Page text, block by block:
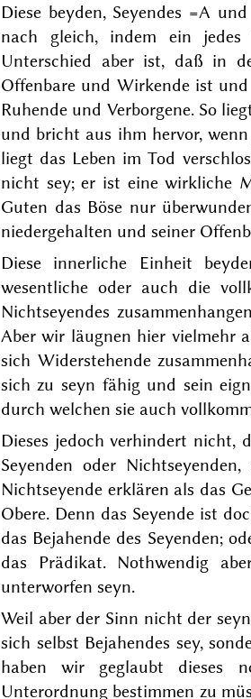
Diese beyden, Seyendes =A
nach gleich, indem ein
Unterschied aber ist, daß in
Offenbare und Wirkende ist
Ruhende und Verborgene. So
und bricht aus ihm hervor,
liegt das Leben im Tod
nicht sey; er ist eine wirkliche
Guten das Böse nur
niedergehalten und seiner
Diese innerliche Einheit
wesentliche oder auch die
Nichtseyendes
Aber wir läugnen hier vielmehr
sich Widerstehende
sich zu seyn fähig und sein
durch welchen sie auch
Dieses jedoch verhindert nicht,
Seyenden oder
Nichtseyende erklären als das
Obere. Denn das Seyende ist
das Bejahende des Seyenden;
das Prädikat. Nothwendig
unterworfen seyn.
Weil aber der Sinn nicht der
sich selbst Bejahendes sey,
haben wir geglaubt dieses
Unterordnung bestimmen zu